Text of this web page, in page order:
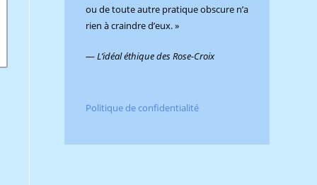
ou de toute autre pratique obscure n’a
rien à craindre d’eux. »
—L’idéal éthique des Rose-Croix
Politique de confidentialité